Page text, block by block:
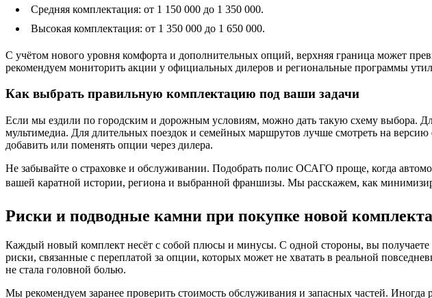
Средняя комплектация: от 1 150 000 до 1 350 000.
Высокая комплектация: от 1 350 000 до 1 650 000.
С учётом нового уровня комфорта и дополнительных опций, верхняя граница может
рекомендуем мониторить акции у официальных дилеров и региональные программы
Как выбрать правильную комплектацию под ваши задачи
Если мы ездили по городским и дорожным условиям, можно дать такую схему выбора.
мультимедиа. Для длительных поездок и семейных маршрутов лучше смотреть на
добавить или поменять опции через дилера.
Не забывайте о страховке и обслуживании. Подобрать полис ОСАГО проще, когда
вашей каратной истории, региона и выбранной франшизы. Мы расскажем, как
Риски и подводные камни при покупке новой
Каждый новый комплект несёт с собой плюсы и минусы. С одной стороны, вы
риски, связанные с переплатой за опции, которых может не хватать в реальной
не стала головной болью.
Мы рекомендуем заранее проверить стоимость обслуживания и запасных частей.